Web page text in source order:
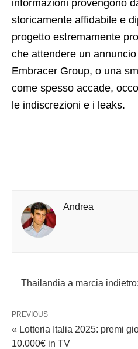
informazioni provengono
storicamente affidabile e
progetto estremamente
che attendere un
Embracer Group, o una
come spesso accade,
le indiscrezioni e i leaks.
Andrea
Thailandia a marcia
PREVIOUS
« Lotteria Italia 2025: premi
10.000€ in TV